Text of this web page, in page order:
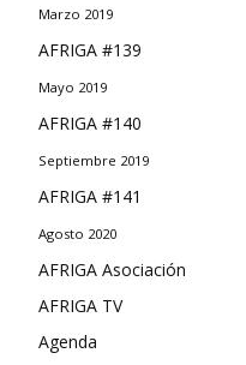
Marzo 2019
AFRIGA #139
Mayo 2019
AFRIGA #140
Septiembre 2019
AFRIGA #141
Agosto 2020
AFRIGA Asociación
AFRIGA TV
Agenda